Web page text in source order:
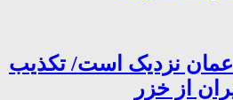
عمان نزدیک است/ تکذیب